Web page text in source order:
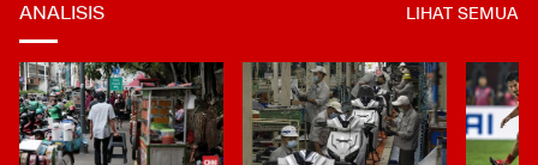
ANALISIS LIHAT SEMUA